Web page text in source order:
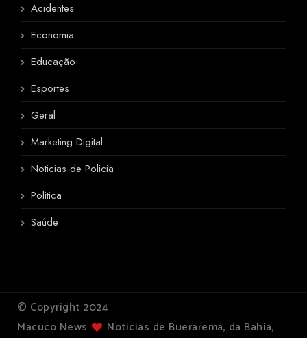
Acidentes
Economia
Educação
Esportes
Geral
Marketing Digital
Noticias de Policia
Politica
Saúde
© Copyright 2024
Macuco News
Noticias de Buerarema, da Bahia,